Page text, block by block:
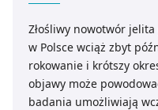
Złośliwy nowotwór
w Polsce wciąż zbyt
rokowanie i krótszy
objawy może
badania umożliwiają